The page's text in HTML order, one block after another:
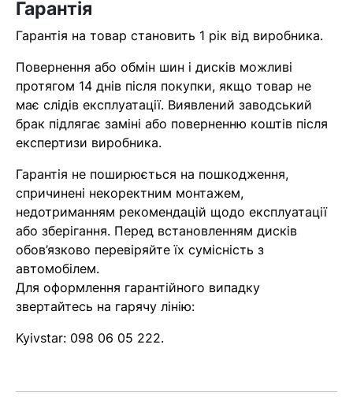
знайдена.
Гарантія
Гарантія на товар становить 1 рік від виробника.
Повернення або обмін шин і дисків можливі
протягом 14 днів після покупки, якщо товар не
має слідів експлуатації. Виявлений заводський
брак підлягає заміні або поверненню коштів після
експертизи виробника.
Гарантія не поширюється на пошкодження,
спричинені некоректним монтажем,
недотриманням рекомендацій щодо експлуатації
або зберігання. Перед встановленням дисків
обов’язково перевіряйте їх сумісність з
автомобілем.
Для оформлення гарантійного випадку
звертайтесь на гарячу лінію:
Kyivstar: 098 06 05 222.